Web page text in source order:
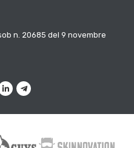
n. 20685 del 9 novembre